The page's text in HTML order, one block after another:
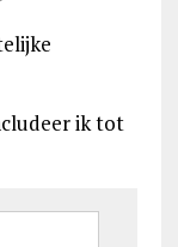
ik tot